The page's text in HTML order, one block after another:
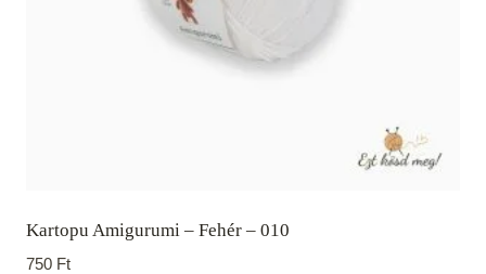
Kartopu Amigurumi – Fehér – 010
750 Ft